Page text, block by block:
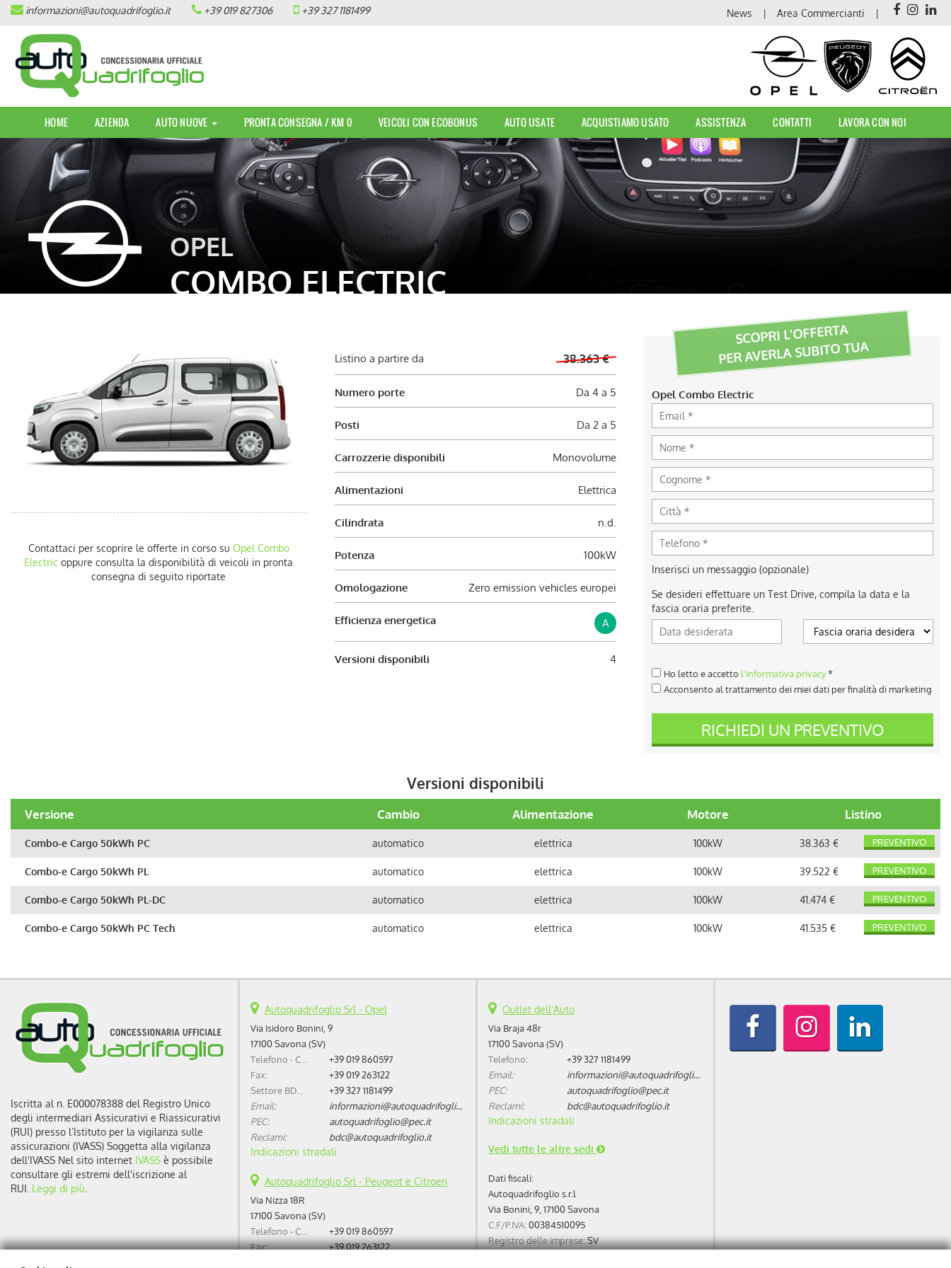
HOME
AZIENDA
OPEL
PEUGEOT
CITROEN
PRONTA CONSEGNA / KM 0
VEICOLI CON ECOBONUS
ASSISTENZA
CONTATTI
AREA COMMERCIANTI
informazioni@autoquadrifoglio.it +39 019 827306 +39 327 1181499 News Area Commercianti
HOME AZIENDA AUTO NUOVE PRONTA CONSEGNA / KM 0 VEICOLI CON ECOBONUS AUTO USATE ACQUISTIAMO USATO ASSISTENZA CONTATTI LAVORA CON NOI
OPEL
COMBO ELECTRIC
Contattaci per scoprire le offerte in corso su Opel Combo
Electric oppure consulta la disponibilità di veicoli in pronta
consegna di seguito riportate
Listino a partire da 38.363 €
Numero porte Da 4 a 5
Posti Da 2 a 5
Carrozzerie disponibili Monovolume
Alimentazioni Elettrica
Cilindrata n.d.
Potenza 100kW
Omologazione Zero emission vehicles europei
Efficienza energetica A
Versioni disponibili 4
SCOPRI L'OFFERTA
PER AVERLA SUBITO TUA
Opel Combo Electric
Inserisci un messaggio (opzionale)
Se desideri effettuare un Test Drive, compila la data e la
fascia oraria preferite.
Ho letto e accetto l'informativa privacy*
Acconsento al trattamento dei miei dati per finalità di marketing
RICHIEDI UN PREVENTIVO
Versioni disponibili
Versione Cambio Alimentazione Motore Listino
Combo-e Cargo 50kWh PC automatico elettrica 100kW 38.363 € PREVENTIVO
Combo-e Cargo 50kWh PL automatico elettrica 100kW 39.522 € PREVENTIVO
Combo-e Cargo 50kWh PL-DC automatico elettrica 100kW 41.474 € PREVENTIVO
Combo-e Cargo 50kWh PC Tech automatico elettrica 100kW 41.535 € PREVENTIVO
Iscritta al n. E000078388 del Registro Unico
degli intermediari Assicurativi e Riassicurativi
(RUI) presso l’Istituto per la vigilanza sulle
assicurazioni (IVASS) Soggetta alla vigilanza
dell'IVASS Nel sito internet IVASS è possibile
consultare gli estremi dell'iscrizione al
RUI. Leggi di più
Autoquadrifoglio Srl - Opel
Via Isidoro Bonini, 9
17100 Savona (SV)
+39 019 860597
Fax:
+39 019 263122
+39 327 1181499
Email:
informazioni@autoquadrifoglio.it
PEC:
autoquadrifoglio@pec.it
Reclami:
bdc@autoquadrifoglio.it
Indicazioni stradali
Autoquadrifoglio Srl - Peugeot e Citroen
Via Nizza 18R
17100 Savona (SV)
+39 019 860597
Fax:
+39 019 263122
Outlet dell'Auto
Via Braja 48r
17100 Savona (SV)
Telefono:
+39 327 1181499
Email:
informazioni@autoquadrifoglio.it
PEC:
autoquadrifoglio@pec.it
Reclami:
bdc@autoquadrifoglio.it
Indicazioni stradali
Vedi tutte le altre sedi
Dati fiscali:
Autoquadrifoglio s.r.l
Via Bonini, 9, 17100 Savona
C.F/P.IVA:00384510095
Registro delle imprese:SV